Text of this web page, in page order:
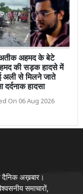
अतीक अहमद के बेटे
की सड़क हादसे में
अली से मिलने जाते
हादसा
On 06 Aug 2026
दैनिक अख़बार।
समाचारों,